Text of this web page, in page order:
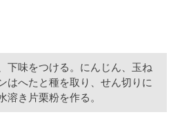
下味をつける。にんじん、玉ね
はへたと種を取り、せん切りに
溶き片栗粉を作る。